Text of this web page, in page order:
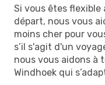
Si vous êtes flexible
départ, nous vous
moins cher pour
s’il s'agit d'un
nous vous aidons à
Windhoek qui